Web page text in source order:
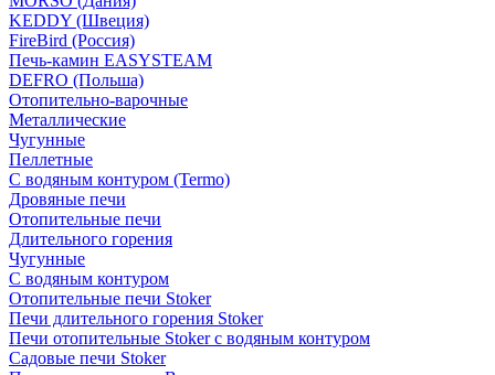
KEDDY (Швеция)
FireBird (Россия)
Печь-камин EASYSTEAM
DEFRO (Польша)
Отопительно-варочные
Металлические
Чугунные
Пеллетные
С водяным контуром (Termo)
Дровяные печи
Отопительные печи
Длительного горения
Чугунные
C водяным контуром
Отопительные печи Stoker
Печи длительного горения Stoker
Печи отопительные Stoker с водяным контуром
Садовые печи Stoker